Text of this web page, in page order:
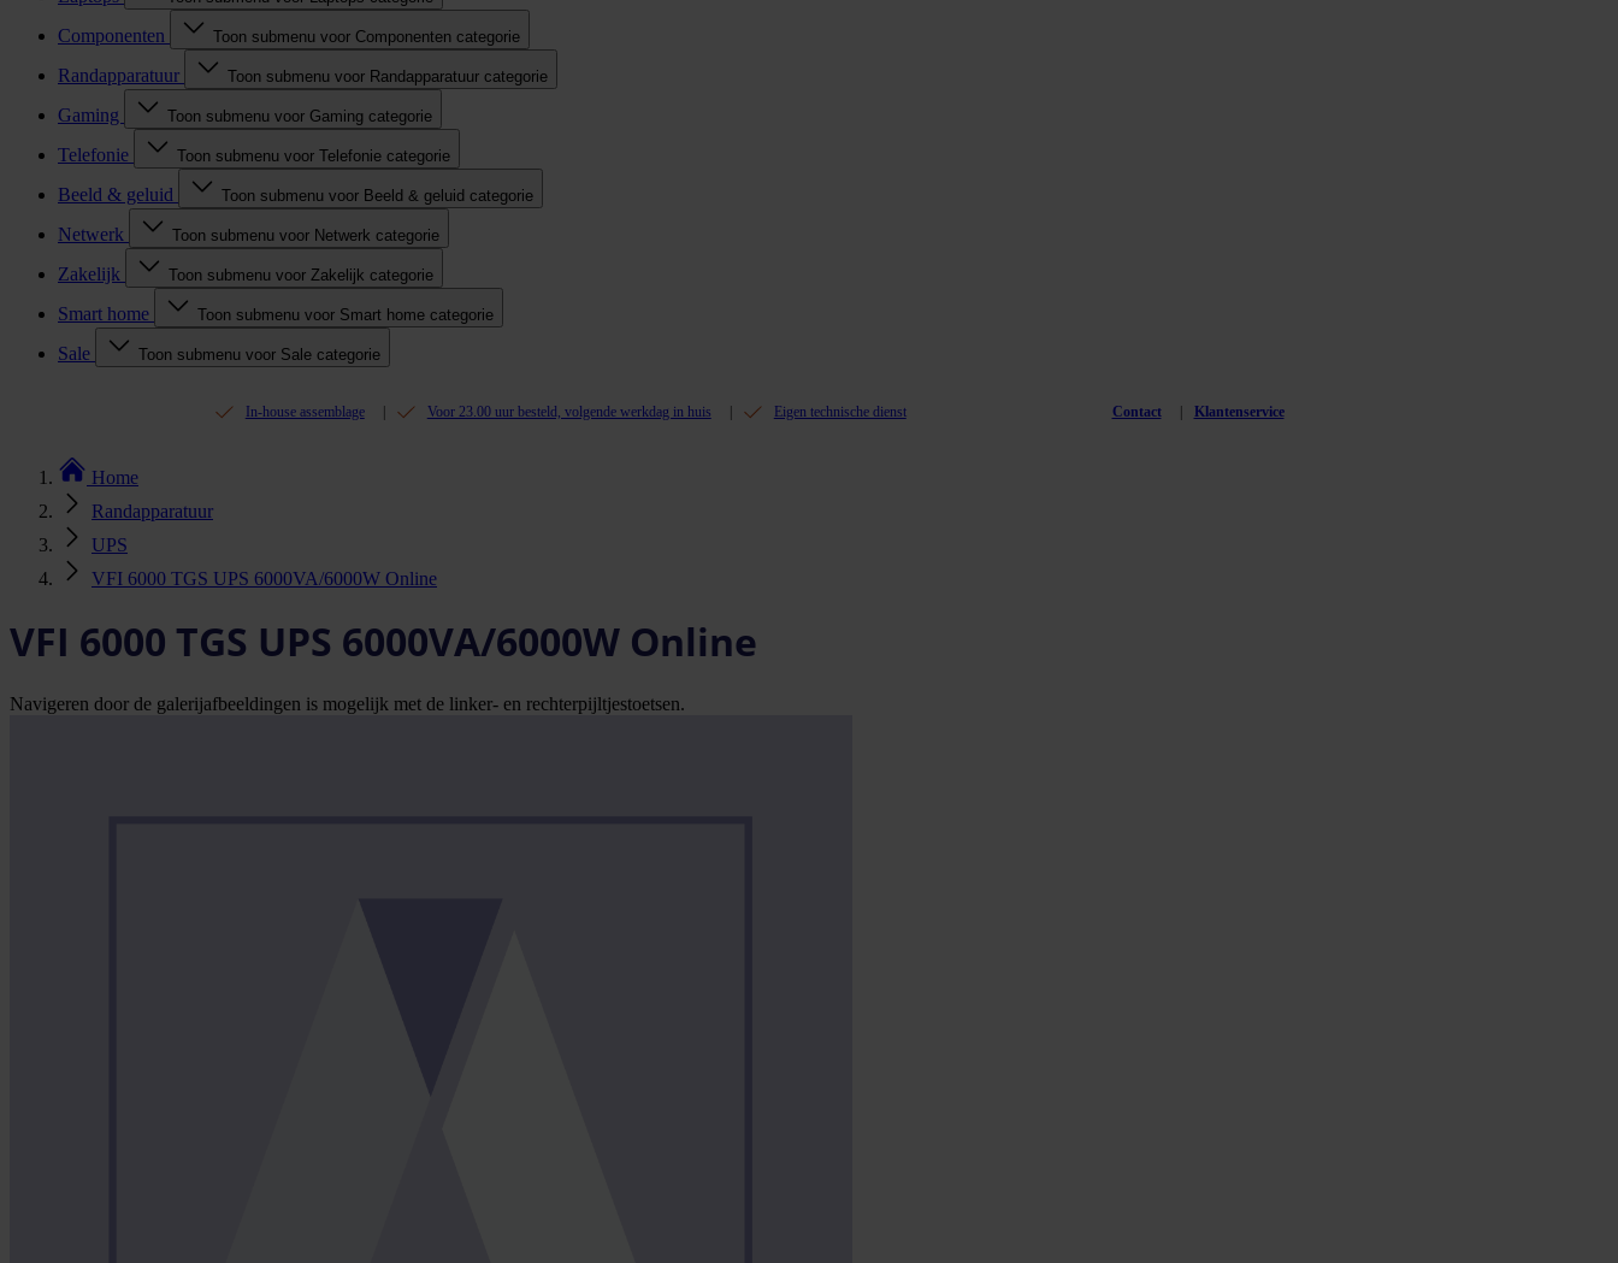
Componenten Toon submenu voor Componenten categorie
Randapparatuur Toon submenu voor Randapparatuur categorie
Gaming Toon submenu voor Gaming categorie
Telefonie Toon submenu voor Telefonie categorie
Beeld & geluid Toon submenu voor Beeld & geluid categorie
Netwerk Toon submenu voor Netwerk categorie
Zakelijk Toon submenu voor Zakelijk categorie
Smart home Toon submenu voor Smart home categorie
Sale Toon submenu voor Sale categorie
In-house assemblage Voor 23.00 uur besteld, volgende werkdag in huis Eigen technische dienst Contact Klantenservice
Home
Randapparatuur
UPS
VFI 6000 TGS UPS 6000VA/6000W Online
VFI 6000 TGS UPS 6000VA/6000W Online
Navigeren door de galerijafbeeldingen is mogelijk met de linker- en rechterpijltjestoetsen.